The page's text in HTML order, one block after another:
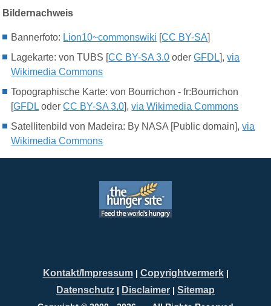
Bildernachweis
Bannerfoto: Lion10~commonswiki [CC BY-SA]
Lagekarte: von TUBS [CC BY-SA 3.0 oderGFDL],via
Wikimedia Commons
Topographische Karte: von Bourrichon - fr:Bourrichon
[GFDL oderCC BY-SA 3.0],via Wikimedia Commons
Satellitenbild von Madeira: By NASA [Public domain],via
Wikimedia Commons
Kontakt/Impressum| Copyrightvermerk|
Datenschutz | Disclaimer | Sitemap